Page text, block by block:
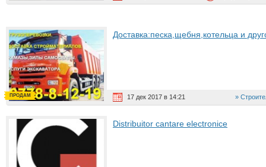
Доставка:песка,щебня,котельца и
17 дек 2017 в 14:21
ПРОДАМ
Distribuitor cantare electronice